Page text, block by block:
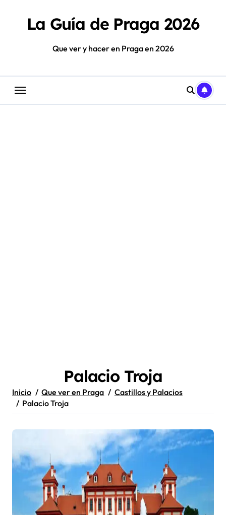
contenidoLa Guía de Praga 2026
Que ver y hacer en Praga en 2026
Palacio Troja
Inicio Que ver en Praga
Castillos y Palacios
Palacio Troja